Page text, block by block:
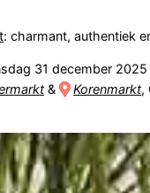
: charmant, authentiek
31 december 2025
& Korenmarkt,